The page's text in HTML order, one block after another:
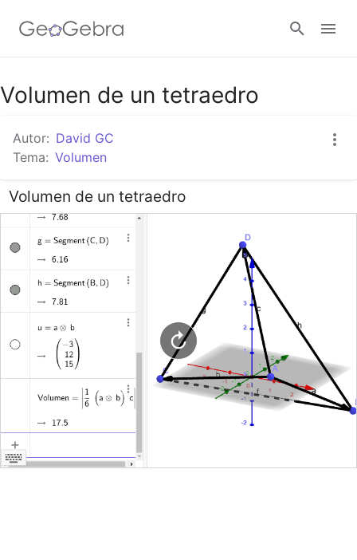
Google Classroom
GeoGebra Classroom
Abrir sesión
Volumen de un tetraedro
Autor: David GC
Tema: Volumen
Volumen de un tetraedro